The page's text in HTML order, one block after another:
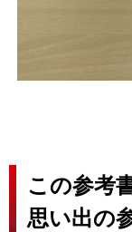
この参考
思い出の